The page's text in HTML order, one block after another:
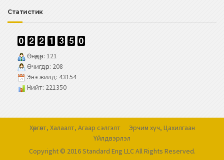
Статистик
Өнөөдөр: 121
Өчигдөр: 208
Энэ жилд: 43154
Нийт: 221350
Хөргөлт, Халаалт, Агаар сэлгэлт
Эрчим хүч, Цахилгаан
Үйлдвэрлэл
Copyright © 2016 Standard Eng LLC All Rights Reserved.